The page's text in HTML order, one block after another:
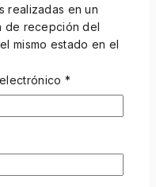
realizadas en un
de recepción del
mismo estado en el
íntegro, menos
derecho está en
83/UE, que regula
en la Unión
*